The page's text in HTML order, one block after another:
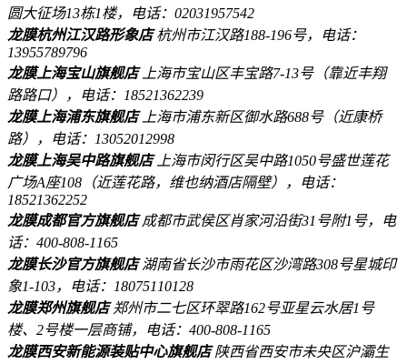
圆大征场13栋1楼，电话：02031957542
龙膜杭州江汉路形象店杭州市江汉路188-196号，电话：
13955789796
龙膜上海宝山旗舰店 上海市宝山区丰宝路7-13号（靠近丰翔
路路口），电话：18521362239
龙膜上海浦东旗舰店 上海市浦东新区御水路688号（近康桥
路），电话：13052012998
龙膜上海吴中路旗舰店 上海市闵行区吴中路1050号盛世莲花
广场A座108（近莲花路，维也纳酒店隔壁），电话：
18521362252
龙膜成都官方旗舰店成都市武侯区肖家河沿街31号附1号，电
话：400-808-1165
龙膜长沙官方旗舰店湖南省长沙市雨花区沙湾路308号星城印
象1-103，电话：18075110128
龙膜郑州旗舰店郑州市二七区环翠路162号亚星云水居1号
楼、2号楼一层商铺，电话：400-808-1165
龙膜西安新能源装贴中心旗舰店陕西省西安市未央区沪灞生